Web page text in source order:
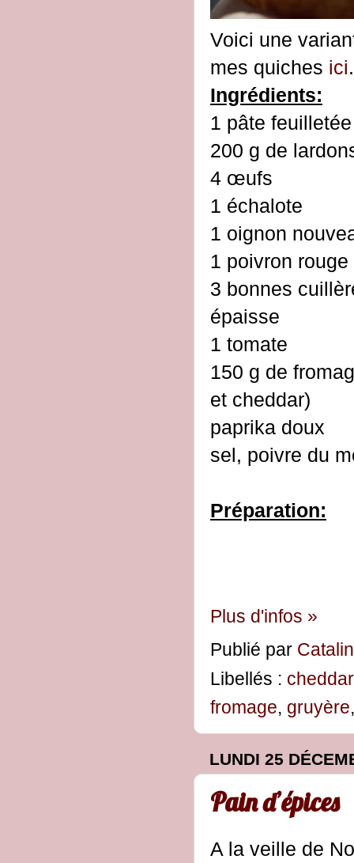
Voici une
mes quiches ici.
Ingrédients:
1
200 g de
4 œufs
1 échalote
1 oignon
1 poivron rouge
3 bonnes
épaisse
1 tomate
150 g de
et cheddar)
paprika doux
sel, poivre du
Préparation:
Plus d'infos »
Publié par
Libellés : cheddar
fromage, gruyère
LUNDI 25
Pain d’épices
A la veille de